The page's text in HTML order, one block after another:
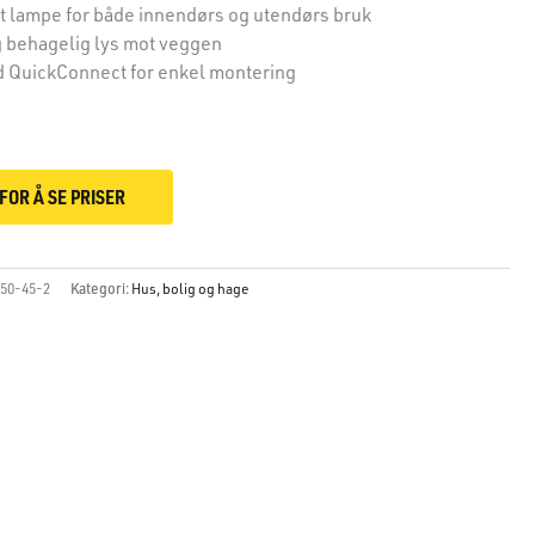
lampe for både innendørs og utendørs bruk
behagelig lys mot veggen
QuickConnect for enkel montering
Å SE PRISER
45-2 Kategori: Hus, bolig og hage